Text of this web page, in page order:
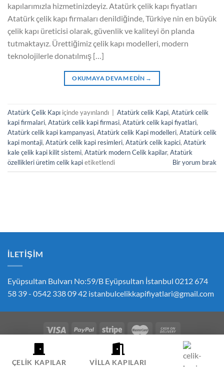
kapılarımızla hizmetinizdeyiz. Atatürk çelik kapı fiyatları
Atatürk çelik kapı firmaları denildiğinde, Türkiye nin en büyük
çelik kapı üreticisi olarak, güvenlik ve kaliteyi ön planda
tutmaktayız. Ürettiğimiz çelik kapı modelleri, modern
teknolojilerle donatılmış […]
OKUMAYA DEVAM EDIN →
Atatürk Çelik Kapı içinde yayınlandı Atatürk celik Kapi, Atatürk celik
kapi firmalari, Atatürk celik kapi firmasi, Atatürk celik kapi fiyatlari,
Atatürk celik kapi kampanyasi, Atatürk celik Kapi modelleri, Atatürk celik
kapi montaji, Atatürk celik kapi resimleri, Atatürk celik kapici, Atatürk
kale çelik kapi kilit sistemi, Atatürk modern Celik kapilar, Atatürk
özellikleri üretim celik kapietiketlendi Bir yorum bırak
İLETIŞIM
Eyüpsultan Bulvarı No:59/B Eyüpsultan İstanbul 0212 674
58 39 - 0542 338 09 42 istanbulcelikkapifiyatlari@gmail.com
ÇEREZ POLITIKASI GIZLILIK POLITIKASI
İPTAL VE İADE POLITIKASI
ÇELIK KAPI FIYATLARI SIPARIŞ İLETIŞIM
HESABIM
ÇELIK KAPILAR VILLA KAPILARI